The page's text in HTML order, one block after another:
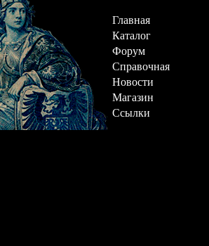
Главная
Каталог
Форум
Справочная
Новости
Магазин
Ссылки